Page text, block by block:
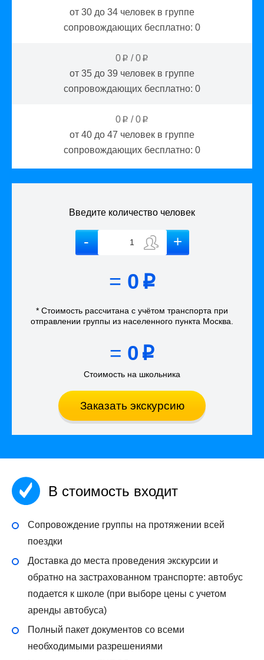
от 30 до 34 человек в группе
сопровождающих бесплатно: 0
0 p /0 p
от 35 до 39 человек в группе
сопровождающих бесплатно: 0
0 p /0 p
от 40 до 47 человек в группе
сопровождающих бесплатно: 0
Введите количество человек
= 0 p
* Стоимость рассчитана с учётом транспорта при
отправлении группы из населенного пункта Москва
= 0 p
Стоимость на школьника
Заказать экскурсию
В стоимость входит
Сопровождение группы на протяжении всей
поездки
Доставка до места проведения экскурсии и
обратно на застрахованном транспорте: автобус
подается к школе (при выборе цены с учетом
аренды автобуса)
Полный пакет документов со всеми
необходимыми разрешениями